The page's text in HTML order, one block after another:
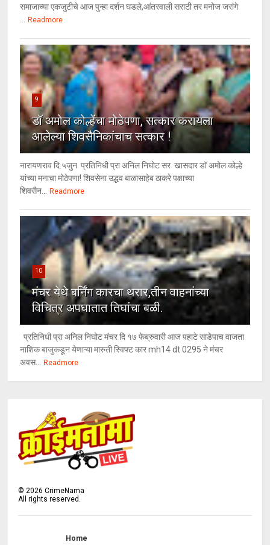
समाजाच्या एकजुटीचे आज पुन्हा दर्शन घडले,आंतरवाली सराटी तर मनोज जरांगे
... Readmore
9
डॉ अमोल कोल्हेंचा मोठेपणा, सत्कार करायला
आलेल्या शिवसैनिकांचाच सत्कार !
नारायणराव दि.५जुन प्रतिनिधी प्रा अनिल निघोट सर खासदार डॉ अमोल कोल्हे
यांच्या मनाचा मोठेपणा! शिवसेना उद्धव बाळासाहेब ठाकरे पक्षाच्या
शिवसैन... Readmore
10
मंचर येथे बर्निंग कारचा थरार,तीन वाहनांच्या
विचित्र अपघातात तिघांचा बळी.
प्रतिनिधी प्रा अनिल निघोट मंचर दि १७ फेब्रुवारी आज पहाटे साडेपाच वाजता
नाशिक बाजुकडून येणाऱ्या मारुती स्विफ्ट कार mh14 dt 0295 ने मंचर
अवस... Readmore
©2026 CrimeNama
All rights reserved.
Home